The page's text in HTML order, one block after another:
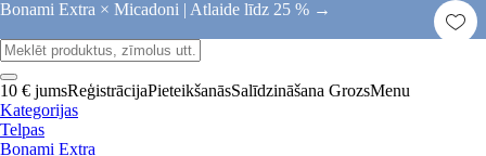
Bonami Extra × Micadoni | Atlaide līdz 25 % →
10 € jumsReģistrācijaPieteikšanāsSalīdzināšana GrozsMenu
Kategorijas
Telpas
Bonami Extra